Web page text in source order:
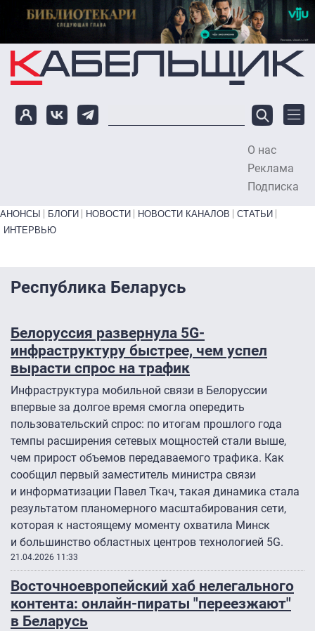
Перейти к основному содержанию
О нас
Реклама
Подписка
Primary links bottom
АНОНСЫ БЛОГИ НОВОСТИ НОВОСТИ КАНАЛОВ
СТАТЬИ
ИНТЕРВЬЮ
Республика Беларусь
Белоруссия развернула 5G-
инфраструктуру быстрее, чем успел
вырасти спрос на трафик
Инфраструктура мобильной связи в Белоруссии
впервые за долгое время смогла опередить
пользовательский спрос: по итогам прошлого года
темпы расширения сетевых мощностей стали выше,
чем прирост объемов передаваемого трафика. Как
сообщил первый заместитель министра связи
и информатизации Павел Ткач, такая динамика стала
результатом планомерного масштабирования сети,
которая к настоящему моменту охватила Минск
и большинство областных центров технологией 5G.
21.04.2026 11:33
Восточноевропейский хаб нелегального
контента: онлайн-пираты "переезжают"
в Беларусь